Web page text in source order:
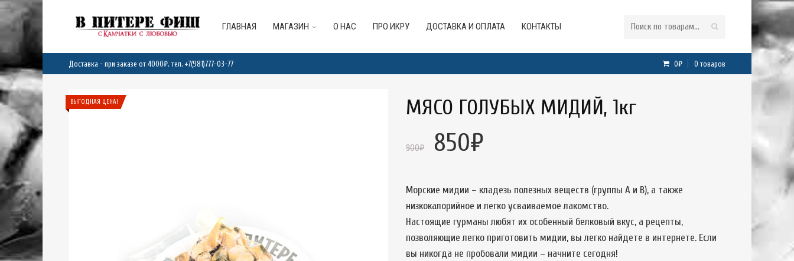
ГЛАВНАЯ МАГАЗИН О НАС ПРО ИКРУ ДОСТАВКА И ОПЛАТА КОНТАКТЫ
Доставка - при заказе от 4000₽. тел. +7(981)777-03-77 0₽ 0 товаров
ВЫГОДНАЯ ЦЕНА! МЯСО ГОЛУБЫХ МИДИЙ, 1кг
900₽ 850₽
Морские мидии – кладезь полезных веществ (группы А и B), а также
низкокалорийное и легко усваиваемое лакомство.
Настоящие гурманы любят их особенный белковый вкус, а рецепты,
позволяющие легко приготовить мидии, вы легко найдете в интернете. Если
вы никогда не пробовали мидии – начните сегодня!